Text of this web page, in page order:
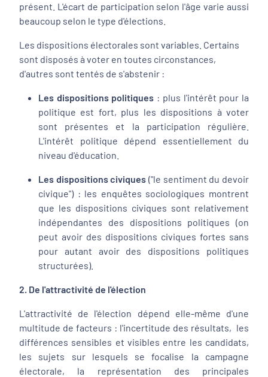
présent. L'écart de participation selon l'âge varie aussi
beaucoup selon le type d'élections.
Les dispositions électorales sont variables. Certains
sont disposés à voter en toutes circonstances,
d'autres sont tentés de s'abstenir :
Les dispositions politiques : plus l'intérêt pour la
politique est fort, plus les dispositions à voter
sont présentes et la participation régulière.
L'intérêt politique dépend essentiellement du
niveau d'éducation.
Les dispositions civiques ("le sentiment du devoir
civique") : les enquêtes sociologiques montrent
que les dispositions civiques sont relativement
indépendantes des dispositions politiques (on
peut avoir des dispositions civiques fortes sans
pour autant avoir des dispositions politiques
structurées).
2. De l'attractivité de l'élection
L'attractivité de l'élection dépend elle-même d'une
multitude de facteurs : l'incertitude des résultats, les
différences sensibles et visibles entre les candidats,
les sujets sur lesquels se focalise la campagne
électorale, la représentation des principales